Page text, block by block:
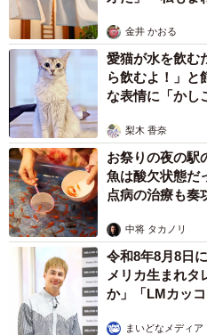
金井 かおる
愛猫が水を飲む
ら飲むよ！」
な表情に「かし
梨木 香奈
お祭りの夜の
魚は酸欠状態
点病の治療も奏
中将 タカノリ
令和8年8月8日
メリカ生まれタ
か」「LMカッコ
まいどなメディア